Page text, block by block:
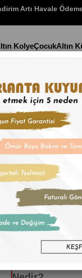
Artı Havale
KolyeÇocukAltın
Stok Kodu (936)
14 Ayar
İndirim Oranı : %15
₺80.490,97
₺13.415,16 'den